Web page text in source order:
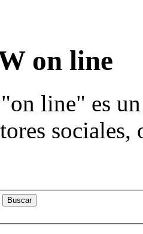
on line
line" es
sociales,